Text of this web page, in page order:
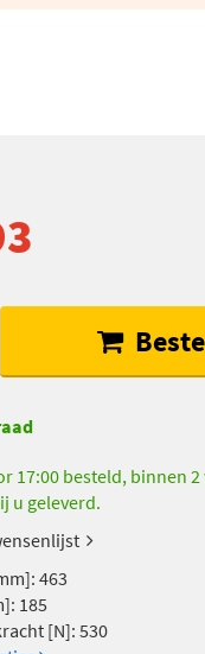
17:00 besteld, binnen
u geleverd.
463
185
[N]: 530